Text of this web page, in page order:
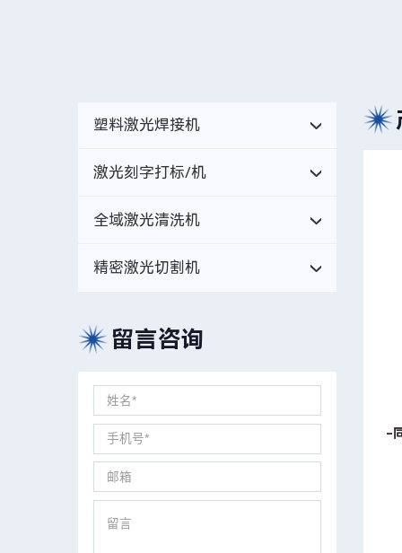
塑料激光焊接机
激光刻字打标/机
全域激光清洗机
精密激光切割机
留言咨询
-